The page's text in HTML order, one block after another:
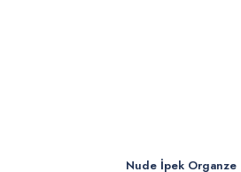
Nude İpek Organze